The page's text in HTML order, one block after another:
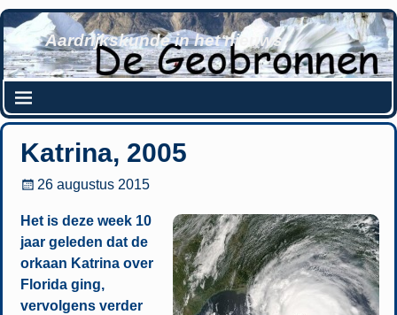
Aardrijkskunde in het nieuws
Katrina, 2005
26 augustus 2015
Het is deze week 10
jaar geleden dat de
orkaan Katrina over
Florida ging,
vervolgens verder